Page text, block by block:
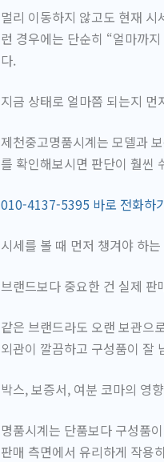
멀리 이동하지 않고도 현재
런 경우에는 단순히 “얼마까
다.
지금 상태로 얼마쯤 되는지 먼
제천중고명품시계는 모델과
를 확인해보시면 판단이 훨씬
010-4137-5395 바로 전화하
시세를 볼 때 먼저 챙겨야 하는
브랜드보다 중요한 건 실제 판
같은 브랜드라도 오랜 보관으
외관이 깔끔하고 구성품이 잘
박스, 보증서, 여분 코마의 영향
명품시계는 단품보다 구성품
판매 측면에서 유리하게 작용